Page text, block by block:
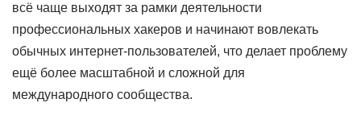
всё чаще выходят за рамки деятельности
профессиональных хакеров и начинают вовлекать
обычных интернет-пользователей, что делает проблему
ещё более масштабной и сложной для
международного сообщества.